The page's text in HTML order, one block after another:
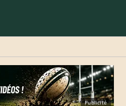
Publicité